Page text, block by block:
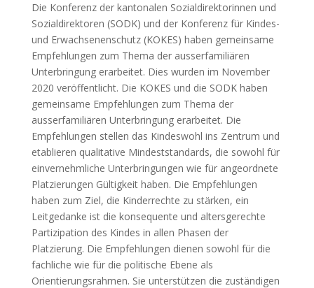
Die Konferenz der kantonalen Sozialdirektorinnen und
Sozialdirektoren (SODK) und der Konferenz für Kindes-
und Erwachsenenschutz (KOKES) haben gemeinsame
Empfehlungen zum Thema der ausserfamiliären
Unterbringung erarbeitet. Dies wurden im November
2020 veröffentlicht. Die KOKES und die SODK haben
gemeinsame Empfehlungen zum Thema der
ausserfamiliären Unterbringung erarbeitet. Die
Empfehlungen stellen das Kindeswohl ins Zentrum und
etablieren qualitative Mindeststandards, die sowohl für
einvernehmliche Unterbringungen wie für angeordnete
Platzierungen Gültigkeit haben. Die Empfehlungen
haben zum Ziel, die Kinderrechte zu stärken, ein
Leitgedanke ist die konsequente und altersgerechte
Partizipation des Kindes in allen Phasen der
Platzierung. Die Empfehlungen dienen sowohl für die
fachliche wie für die politische Ebene als
Orientierungsrahmen. Sie unterstützen die zuständigen